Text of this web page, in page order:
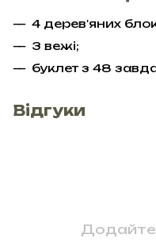
4 дерев'яних
3 вежі;
буклет з 48
Відгуки
Додайте